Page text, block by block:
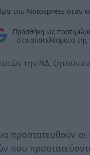
του Notospress όταν
Προσθήκη ως
στα αποτελέσματα της
την ΝΔ, ζητούν
οι
που